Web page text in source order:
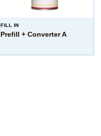
FILL IN
Prefill + Converter A